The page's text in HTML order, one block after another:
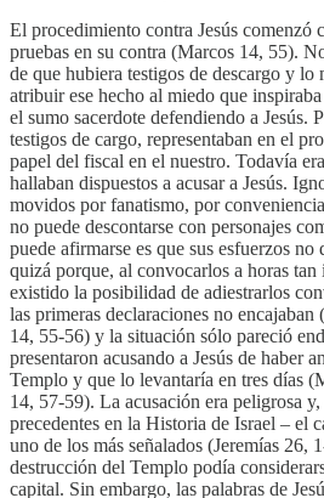
El procedimiento contra Jesús comenzó
pruebas en su contra (Marcos 14, 55).
de que hubiera testigos de descargo y lo
atribuir ese hecho al miedo que
el sumo sacerdote defendiendo a Jesús.
testigos de cargo, representaban en el
papel del fiscal en el nuestro. Todavía
hallaban dispuestos a acusar a Jesús.
movidos por fanatismo, por
no puede descontarse con personajes
puede afirmarse es que sus esfuerzos no
quizá porque, al convocarlos a horas tan
existido la posibilidad de adiestrarlos
las primeras declaraciones no
14, 55-56) y la situación sólo pareció
presentaron acusando a Jesús de haber
Templo y que lo levantaría en tres días
14, 57-59). La acusación era peligrosa
precedentes en la Historia de Israel – el
uno de los más señalados (Jeremías 26,
destrucción del Templo podía
capital. Sin embargo, las palabras de